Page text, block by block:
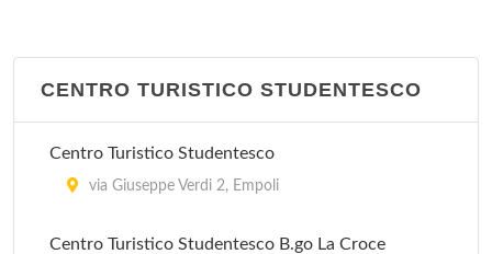
Carabinieri - stazione via Locchi
CENTRO TURISTICO STUDENTESCO
Centro Turistico Studentesco
via Giuseppe Verdi 2, Empoli
Centro Turistico Studentesco B.go La Croce